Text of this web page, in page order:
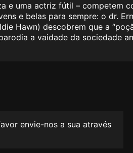
e uma actriz fútil – competem
e belas para sempre: o dr.
Hawn) descobrem que a
a vaidade da sociedade
envie-nos a sua através